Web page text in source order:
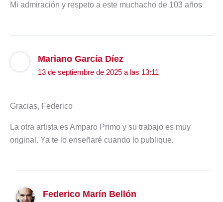
Mi admiración y respeto a este muchacho de 103 años
Mariano García Díez
13 de septiembre de 2025 a las 13:11
Gracias, Federico
La otra artista es Amparo Primo y su trabajo es muy
original. Ya te lo enseñaré cuando lo publique.
Federico Marín Bellón